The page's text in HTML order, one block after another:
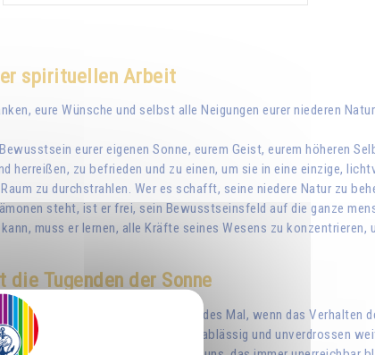
spirituellen Arbeit
eure Wünsche und selbst alle Neigungen eurer niederen
eurer eigenen Sonne, eurem Geist, eurem höheren
herreißen, zu befrieden und zu einen, um sie in eine einzige,
zu durchstrahlen. Wer es schafft, seine niedere Natur zu
steht, ist er frei, sein Bewusstseinsfeld auf die ganze
muss er lernen, alle Kräfte seines Wesens zu konzentrieren,
Tugenden der Sonne
eines Tages zu verwirklichen. Jedes Mal, wenn das Verhalten
der Sonne zu, die dort oben unablässig und unverdrossen